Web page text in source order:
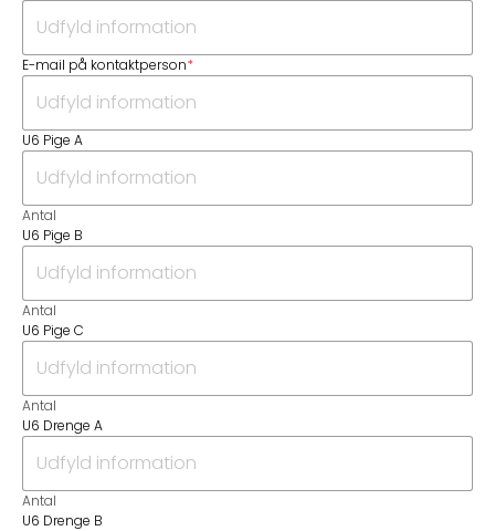
E-mail på kontaktperson*
U6 Pige A
Antal
U6 Pige B
Antal
U6 Pige C
Antal
U6 Drenge A
Antal
U6 Drenge B